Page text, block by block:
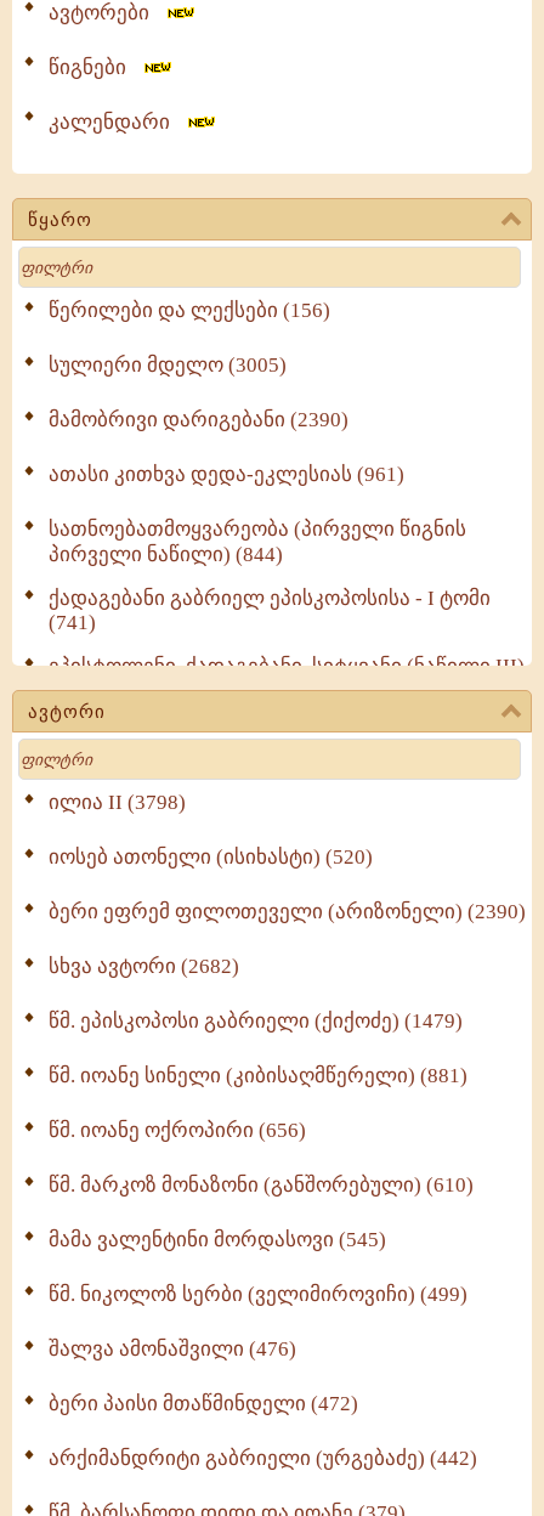
ავტორები
წიგნები
კალენდარი
წყარო
Search
წერილები და ლექსები (156)
სულიერი მდელო (3005)
მამობრივი დარიგებანი (2390)
ათასი კითხვა დედა-ეკლესიას (961)
სათნოებათმოყვარეობა (პირველი წიგნის
პირველი ნაწილი) (844)
ქადაგებანი გაბრიელ ეპისკოპოსისა - I ტომი
(741)
ეპისტოლენი, ქადაგებანი, სიტყვანი (ნაწილი III)
(723)
მოძღვრის ძალზე სასარგებლო რჩევები
მრევლისათვის (545)
Wisdomge (514)
ქადაგებანი გაბრიელ ეპისკოპოსისა - II ტომი
სულიერი ცხოვრების სახელმძღვანელო -
ნაწილი II (369)
ავტორი
Search
ილია II (3798)
იოსებ ათონელი (ისიხასტი) (520)
ბერი ეფრემ ფილოთეველი (არიზონელი) (2390)
სხვა ავტორი (2682)
წმ. ეპისკოპოსი გაბრიელი (ქიქოძე) (1479)
წმ. იოანე სინელი (კიბისაღმწერელი) (881)
წმ. იოანე ოქროპირი (656)
წმ. მარკოზ მონაზონი (განშორებული) (610)
მამა ვალენტინი მორდასოვი (545)
წმ. ნიკოლოზ სერბი (ველიმიროვიჩი) (499)
შალვა ამონაშვილი (476)
ბერი პაისი მთაწმინდელი (472)
არქიმანდრიტი გაბრიელი (ურგებაძე) (442)